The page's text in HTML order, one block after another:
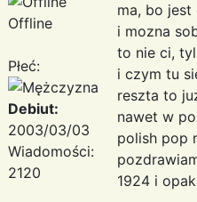
Offline
Płeć:
Debiut:
2003/03/03
Wiadomości:
2120
ma, bo jest
i mozna
to nie ci,
i czym tu
reszta to
nawet w
polish pop
1924 i